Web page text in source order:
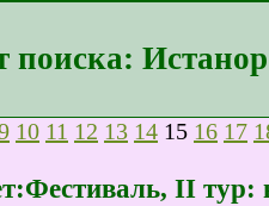
поиска: Истанор
10 11 12 13 14 15 16 17
II тур: